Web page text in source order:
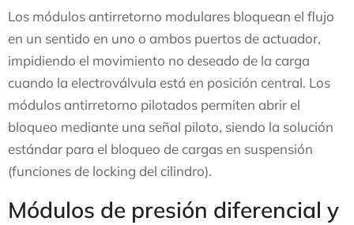
Los módulos antirretorno modulares bloquean el flujo
en un sentido en uno o ambos puertos de actuador,
impidiendo el movimiento no deseado de la carga
cuando la electroválvula está en posición central. Los
módulos antirretorno pilotados permiten abrir el
bloqueo mediante una señal piloto, siendo la solución
estándar para el bloqueo de cargas en suspensión
(funciones de locking del cilindro).
Módulos de presión diferencial y